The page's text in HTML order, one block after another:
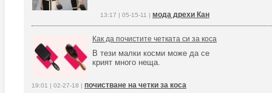
13:17 | 05-15-11 | мода дрехи Кан
Как да почистите четката си за коса
В тези малки косми може да се
крият много неща.
19:01 | 02-27-18 | почистване на четки за коса